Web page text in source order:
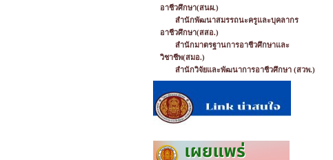
อาชีวศึกษา(สนผ.)
สำนักพัฒนาสมรรถนะครูและบุคลากร
อาชีวศึกษา(สสอ.)
สำนักมาตรฐานการอาชีวศึกษาและ
วิชาชีพ(สมอ.)
สำนักวิจัยและพัฒนาการอาชีวศึกษา (สวพ.)